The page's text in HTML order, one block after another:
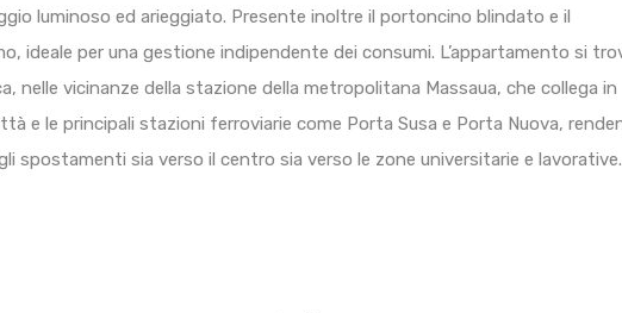
luminoso ed arieggiato. Presente inoltre il portoncino blindato e il
ideale per una gestione indipendente dei consumi. L’appartamento si
nelle vicinanze della stazione della metropolitana Massaua, che collega in
e le principali stazioni ferroviarie come Porta Susa e Porta Nuova,
spostamenti sia verso il centro sia verso le zone universitarie e lavorative.